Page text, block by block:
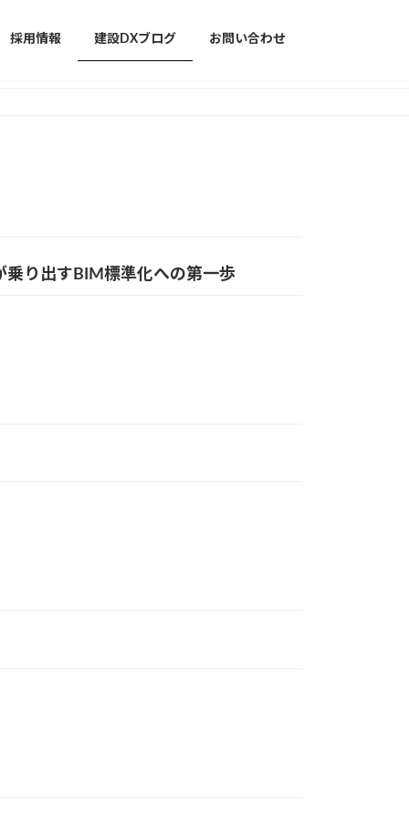
採用情報 建設DXブログ お問い合わせ
り出すBIM標準化への第一歩